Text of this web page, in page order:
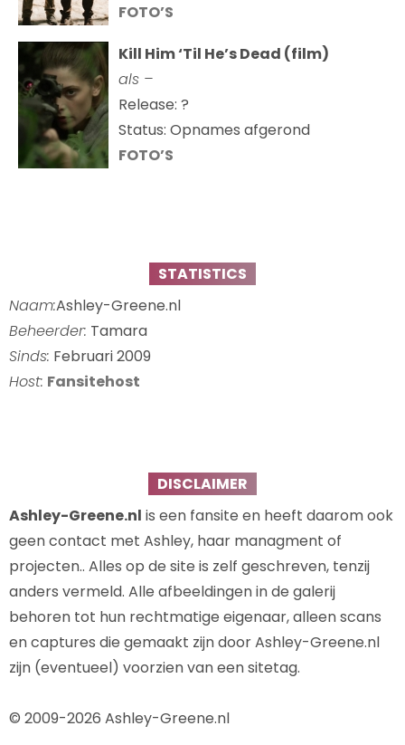
FOTO’S
Kill Him ‘Til He’s Dead (film)
als –
Release: ?
Status: Opnames afgerond
FOTO’S
STATISTICS
Naam:Ashley-Greene.nl
Beheerder: Tamara
Sinds: Februari 2009
Host: Fansitehost
DISCLAIMER
Ashley-Greene.nl is een fansite en heeft daarom ook
geen contact met Ashley, haar managment of
projecten.. Alles op de site is zelf geschreven, tenzij
anders vermeld. Alle afbeeldingen in de galerij
behoren tot hun rechtmatige eigenaar, alleen scans
en captures die gemaakt zijn door Ashley-Greene.nl
zijn (eventueel) voorzien van een sitetag.
© 2009-2026 Ashley-Greene.nl